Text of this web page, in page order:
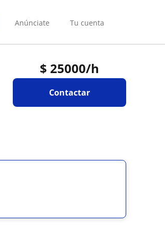
Anúnciate Tu cuenta
$ 25000/h
Contactar